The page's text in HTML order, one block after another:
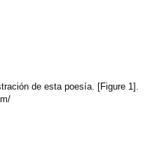
de esta poesía. [Figure 1].